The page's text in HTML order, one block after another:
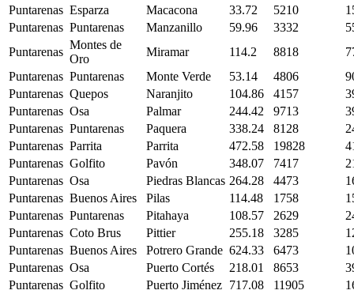
Puntarenas Esparza Macacona 33.72 5210
Puntarenas Puntarenas Manzanillo 59.96 3332
Puntarenas
Montes de
Oro
Miramar 114.2 8818
Puntarenas Puntarenas Monte Verde 53.14 4806
Puntarenas Quepos Naranjito 104.86 4157
Puntarenas Osa Palmar 244.42 9713
Puntarenas Puntarenas Paquera 338.24 8128
Puntarenas Parrita Parrita 472.58 19828
Puntarenas Golfito Pavón 348.07 7417
Puntarenas Osa Piedras Blancas 264.28 4473
Puntarenas Buenos Aires Pilas 114.48 1758
Puntarenas Puntarenas Pitahaya 108.57 2629
Puntarenas Coto Brus Pittier 255.18 3285
Puntarenas Buenos Aires Potrero Grande 624.33 6473
Puntarenas Osa Puerto Cortés 218.01 8653
Puntarenas Golfito Puerto Jiménez 717.08 11905